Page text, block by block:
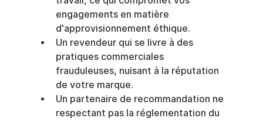
engagements en matière
d'approvisionnement éthique.
Un revendeur qui se livre à des
pratiques commerciales
frauduleuses, nuisant à la réputation
de votre marque.
Un partenaire de recommandation ne
respectant pas la réglementation du